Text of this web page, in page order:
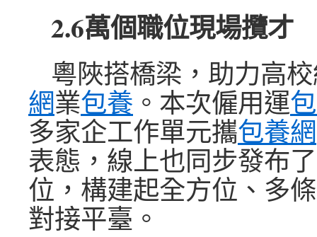
2.6萬個職位現場攬才
粵陜搭橋梁，助力高
網業包養 。本次僱用運
多家企工作單元攜包養網
表態，線上也同步發布
位，構建起全方位、多
對接平臺。